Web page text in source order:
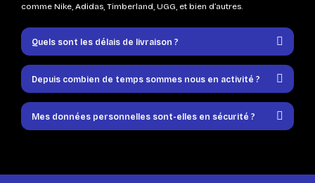
comme Nike, Adidas, Timberland, UGG, et bien d’autres.
Quels sont les délais de livraison ?
Depuis combien de temps sommes nous en activité ?
Mes données personnelles sont-elles en sécurité ?